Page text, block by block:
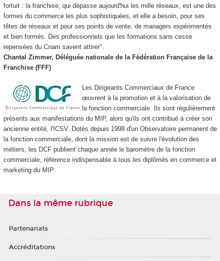
fortuit : la franchise, qui dépasse aujourd'hui les mille réseaux, est une des
formes du commerce les plus sophistiquées, et elle a besoin, pour ses
têtes de réseaux et pour ses points de vente, de managers expérimentés
et bien formés. Des professionnels que les formations sans cesse
repensées du Cnam savent attirer".
Chantal Zimmer, Déléguée nationale de la Fédération Française de la
Franchise (FFF)
Les Dirigeants Commerciaux de France
œuvrent à la promotion et à la valorisation de
la fonction commerciale. Ils sont régulièrement
présents aux manifestations du MIP, alors qu'ils ont contribué à créer son
ancienne entité, l'ICSV. Dotés depuis 1998 d'un Observatoire permanent de
la fonction commerciale, dont la mission est de suivre l'évolution des
métiers, les DCF publient chaque année le baromètre de la fonction
commerciale, référence indispensable à tous les diplômés en commerce et
marketing du MIP.
Dans la même rubrique
Partenariats
Accréditations